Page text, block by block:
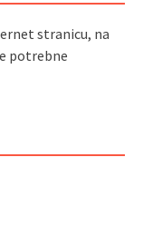
stranicu, na
potrebne